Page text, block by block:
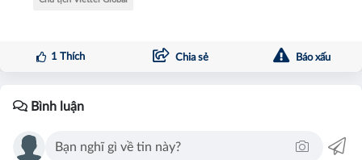
1 Thích Chia sẻ Báo xấu
Bình luận